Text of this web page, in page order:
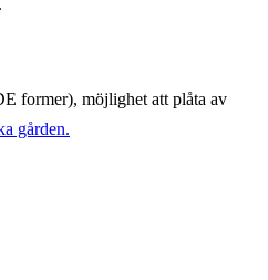
former), möjlighet att plåta av
gården.